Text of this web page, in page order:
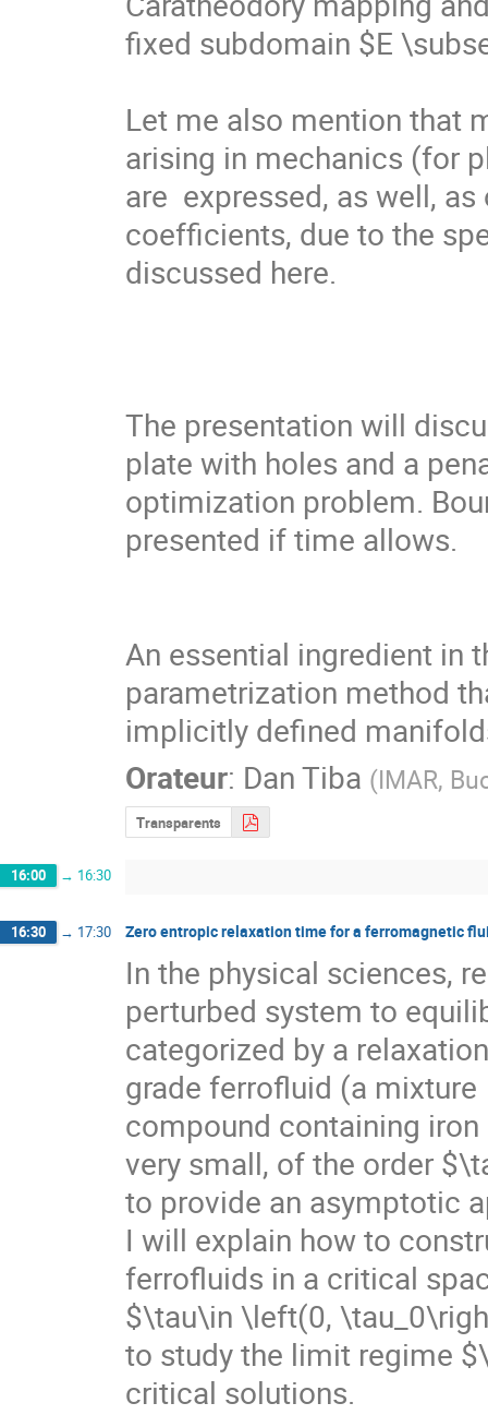
fixed subdomain $E
Let me also mention that
arising in mechanics (for
are  expressed, as well,
coefficients, due to the
discussed here.
The presentation will
plate with holes and a
optimization problem.
presented if time allows.
An essential ingredient in
parametrization method
implicitly defined
Orateur: Dan Tiba (IMAR,
Transparents
16:00 → 16:30
16:30 → 17:30 Zero entropic relaxation time for a ferromagnetic
In the physical sciences,
perturbed system to
categorized by a
grade ferrofluid (a
compound containing
very small, of the order
to provide an asymptotic
I will explain how to
ferrofluids in a critical
$\tau\in \left(0,
to study the limit regime
critical solutions.